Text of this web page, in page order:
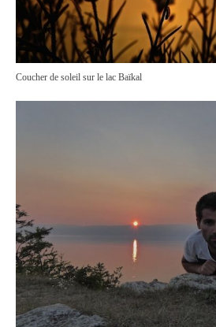
Coucher de soleil sur le lac Baïkal